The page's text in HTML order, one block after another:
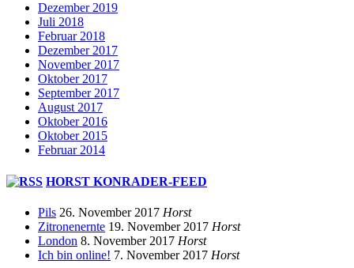
Dezember 2019
Juli 2018
Februar 2018
Dezember 2017
November 2017
Oktober 2017
September 2017
August 2017
Oktober 2016
Oktober 2015
Februar 2014
HORST KONRADER-FEED
Pils 26. November 2017 Horst
Zitronenernte 19. November 2017 Horst
London 8. November 2017 Horst
Ich bin online! 7. November 2017 Horst